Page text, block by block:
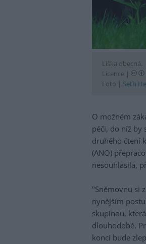
Liška obecná.
Licence |
Foto | Seth
O možném
péči, do níž by
druhého čtení
(ANO)
nesouhlasila,
"Sněmovnu si
nynějším
skupinou,
dlouhodobě.
konci bude